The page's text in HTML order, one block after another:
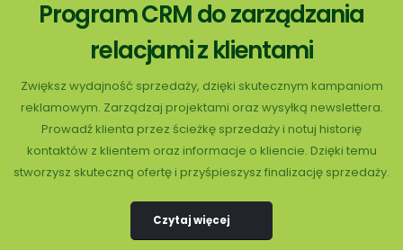
Program CRM do zarządzania
relacjami z klientami
Zwiększ wydajność sprzedaży, dzięki skutecznym kampaniom
reklamowym. Zarządzaj projektami oraz wysyłką newslettera.
Prowadź klienta przez ścieżkę sprzedaży i notuj historię
kontaktów z klientem oraz informacje o kliencie. Dzięki temu
stworzysz skuteczną ofertę i przyśpieszysz finalizację sprzedaży.
Czytaj więcej